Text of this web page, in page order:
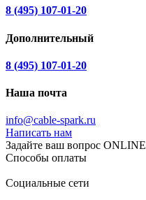
8 (495) 107-01-20
Дополнительный
8 (495) 107-01-20
Наша почта
info@cable-spark.ru
Написать нам
Задайте ваш вопрос ONLINE
Способы оплаты
Социальные сети